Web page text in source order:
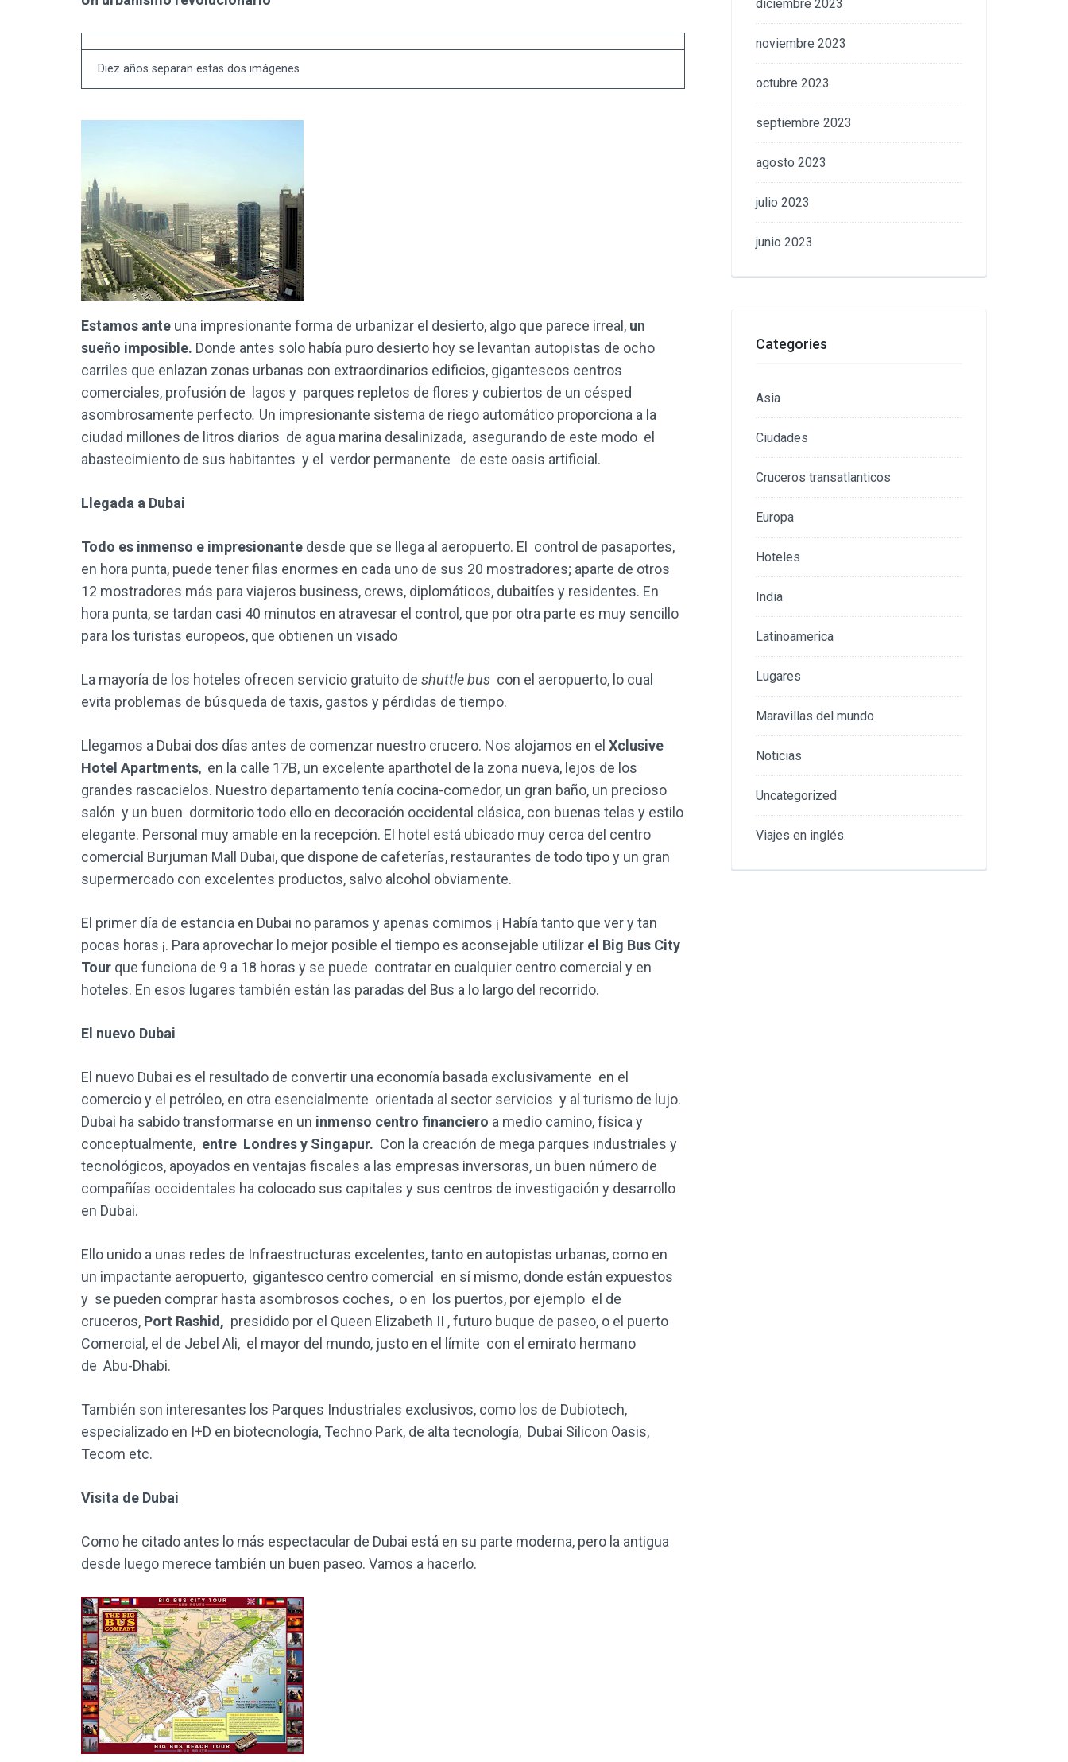
Diez años separan estas dos imágenes
Estamos ante una impresionante forma de urbanizar el desierto, algo que parece irreal, un
sueño imposible. Donde antes solo había puro desierto hoy se levantan autopistas de ocho
carriles que enlazan zonas urbanas con extraordinarios edificios, gigantescos centros
comerciales, profusión de lagos y parques repletos de flores y cubiertos de un césped
asombrosamente perfecto. Un impresionante sistema de riego automático proporciona a la
ciudad millones de litros diarios de agua marina desalinizada, asegurando de este modo el
abastecimiento de sus habitantes y el verdor permanente de este oasis artificial.
Llegada a Dubai
Todo es inmenso e impresionante desde que se llega al aeropuerto. El control de pasaportes,
en hora punta, puede tener filas enormes en cada uno de sus 20 mostradores; aparte de otros
12 mostradores más para viajeros business, crews, diplomáticos, dubaitíes y residentes. En
hora punta, se tardan casi 40 minutos en atravesar el control, que por otra parte es muy sencillo
para los turistas europeos, que obtienen un visado
La mayoría de los hoteles ofrecen servicio gratuito de shuttle bus con el aeropuerto, lo cual
evita problemas de búsqueda de taxis, gastos y pérdidas de tiempo.
Llegamos a Dubai dos días antes de comenzar nuestro crucero. Nos alojamos en el Xclusive
Hotel Apartments, en la calle 17B, un excelente aparthotel de la zona nueva, lejos de los
grandes rascacielos. Nuestro departamento tenía cocina-comedor, un gran baño, un precioso
salón y un buen dormitorio todo ello en decoración occidental clásica, con buenas telas y estilo
elegante. Personal muy amable en la recepción. El hotel está ubicado muy cerca del centro
comercial Burjuman Mall Dubai, que dispone de cafeterías, restaurantes de todo tipo y un gran
supermercado con excelentes productos, salvo alcohol obviamente.
El primer día de estancia en Dubai no paramos y apenas comimos ¡ Había tanto que ver y tan
pocas horas ¡. Para aprovechar lo mejor posible el tiempo es aconsejable utilizar el Big Bus City
Tour que funciona de 9 a 18 horas y se puede contratar en cualquier centro comercial y en
hoteles. En esos lugares también están las paradas del Bus a lo largo del recorrido.
El nuevo Dubai
El nuevo Dubai es el resultado de convertir una economía basada exclusivamente en el
comercio y el petróleo, en otra esencialmente orientada al sector servicios y al turismo de lujo.
Dubai ha sabido transformarse en un inmenso centro financiero a medio camino, física y
conceptualmente, entre Londres y Singapur. Con la creación de mega parques industriales y
tecnológicos, apoyados en ventajas fiscales a las empresas inversoras, un buen número de
compañías occidentales ha colocado sus capitales y sus centros de investigación y desarrollo
en Dubai.
Ello unido a unas redes de Infraestructuras excelentes, tanto en autopistas urbanas, como en
un impactante aeropuerto, gigantesco centro comercial en sí mismo, donde están expuestos
y se pueden comprar hasta asombrosos coches, o en los puertos, por ejemplo el de
cruceros, Port Rashid, presidido por el Queen Elizabeth II , futuro buque de paseo, o el puerto
Comercial, el de Jebel Ali, el mayor del mundo, justo en el límite con el emirato hermano
de Abu-Dhabi.
También son interesantes los Parques Industriales exclusivos, como los de Dubiotech,
especializado en I+D en biotecnología, Techno Park, de alta tecnología, Dubai Silicon Oasis,
Tecom etc.
Visita de Dubai
Como he citado antes lo más espectacular de Dubai está en su parte moderna, pero la antigua
desde luego merece también un buen paseo. Vamos a hacerlo.
diciembre 2023
noviembre 2023
octubre 2023
septiembre 2023
agosto 2023
julio 2023
junio 2023
Categories
Asia
Ciudades
Cruceros transatlanticos
Europa
Hoteles
India
Latinoamerica
Lugares
Maravillas del mundo
Noticias
Uncategorized
Viajes en inglés.